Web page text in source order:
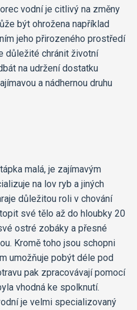
vodní je citlivý na změny
být ohrožena například
jeho přirozeného prostředí
důležité chránit životní
na udržení dostatku
a nádhernou druhu
malá, je zajímavým
na lov ryb a jiných
důležitou roli v chování
své tělo až do hloubky 20
ostré zobáky a přesné
Kromě toho jsou schopni
umožňuje pobýt déle pod
pak zpracovávají pomocí
vhodná ke spolknutí.
je velmi specializovaný